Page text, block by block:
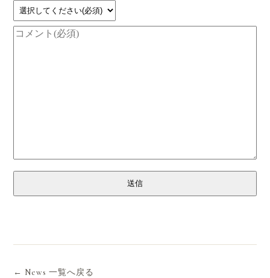
送信
← News 一覧へ戻る